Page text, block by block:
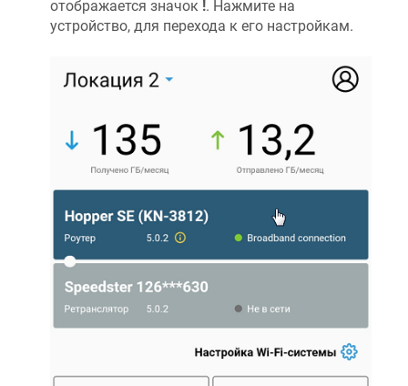
отображается значок !. Нажмите на
устройство, для перехода к его настройкам.